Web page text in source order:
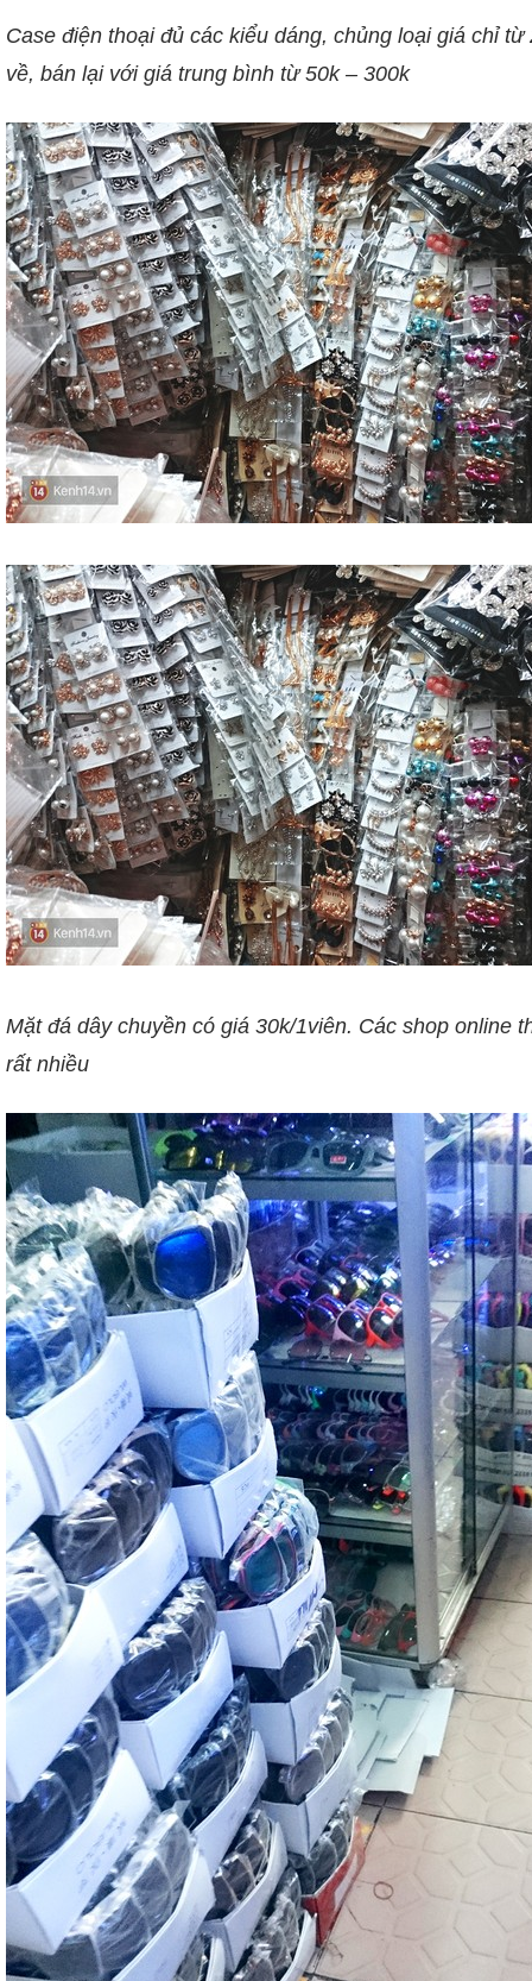
Case điện thoại đủ các kiểu dáng, chủng loại giá chỉ
về, bán lại với giá trung bình từ 50k – 300k
Mặt đá dây chuyền có giá 30k/1viên. Các shop online
rất nhiều